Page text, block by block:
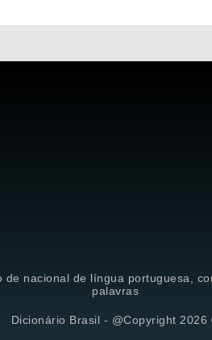
nacional de língua portuguesa,
palavras
Dicionário Brasil - @Copyright 2026